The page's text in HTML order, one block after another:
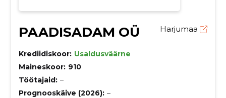
PAADISADAM OÜ Harjumaa
Krediidiskoor: Usaldusväärne
Maineskoor: 910
Töötajaid: –
Prognooskäive (2026): –